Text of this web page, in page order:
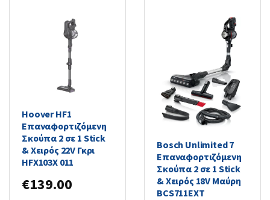
Hoover HF1
Επαναφορτιζόμενη
Σκούπα 2 σε 1 Stick
& Χειρός 22V Γκρι
HFX103X 011
€139.00
Bosch Unlimited 7
Επαναφορτιζόμενη
Σκούπα 2 σε 1 Stick
& Χειρός 18V Μαύρη
BCS711EXT